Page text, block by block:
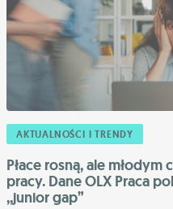
AKTUALNOŚCI I TRENDY
Płace rosną, ale
pracy. Dane OLX Praca
,,junior gap”